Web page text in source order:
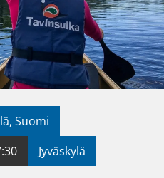
Suomi
Jyväskylä